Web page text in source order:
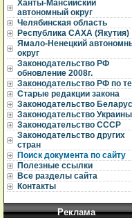
Ханты-Мансийский
автономный округ
Челябинская область
Республика САХА (Якутия)
Ямало-Ненецкий
округ
Законодательство РФ
обновление 2008г.
Законодательство РФ по
Старые редакции закона
Законодательство
Законодательство Украины
Законодательство СССР
Законодательство других
стран
Поиск документа по сайту
Полезные ссылки
Все разделы сайта
Контакты
Реклама